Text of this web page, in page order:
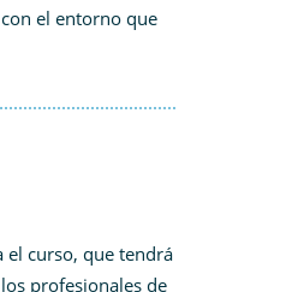
el entorno que
el curso, que tendrá
profesionales de